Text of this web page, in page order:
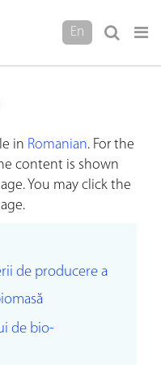
En
in Romanian. For the
content is shown
You may click the
de producere a
de bio-